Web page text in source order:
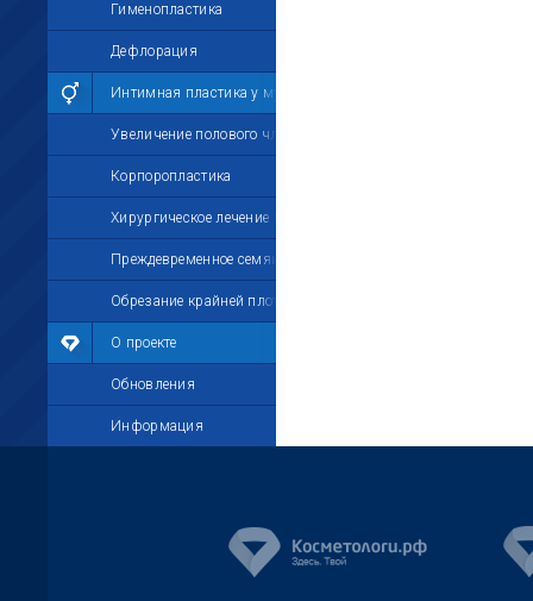
Гименопластика
Дефлорация
Интимная пластика у мужчин
Увеличение полового члена
Корпоропластика
Хирургическое лечение импотенции
Преждевременное семяизвержение
Обрезание крайней плоти
О проекте
Обновления
Информация